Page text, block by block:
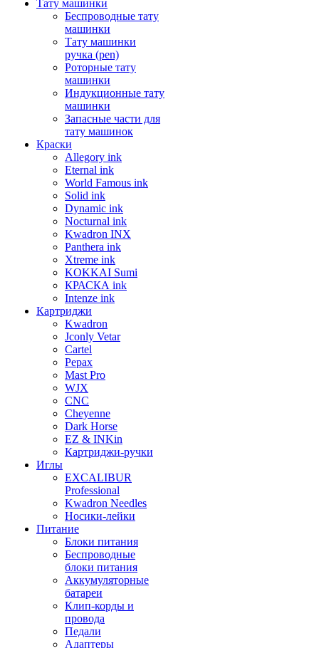
Тату машинки
Беспроводные тату
машинки
Тату машинки
ручка (pen)
Роторные тату
машинки
Индукционные тату
машинки
Запасные части для
тату машинок
Краски
Allegory ink
Eternal ink
World Famous ink
Solid ink
Dynamic ink
Nocturnal ink
Kwadron INX
Panthera ink
Xtreme ink
KOKKAI Sumi
КРАСКА ink
Intenze ink
Картриджи
Kwadron
Jconly Vetar
Cartel
Pepax
Mast Pro
WJX
CNC
Cheyenne
Dark Horse
EZ & INKin
Картриджи-ручки
Иглы
EXCALIBUR
Professional
Kwadron Needles
Носики-лейки
Питание
Блоки питания
Беспроводные
блоки питания
Аккумуляторные
батареи
Клип-корды и
провода
Педали
Адаптеры